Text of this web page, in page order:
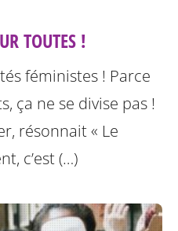
TOUTES !
féministes ! Parce
ça ne se divise pas !
résonnait « Le
c’est (…)